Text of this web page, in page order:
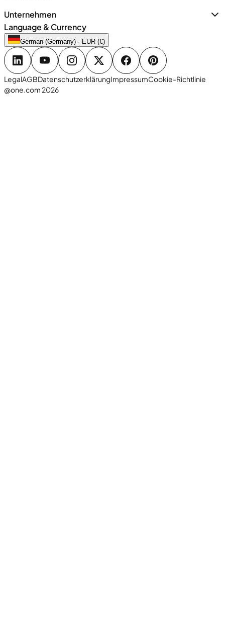
Unternehmen
Language & Currency
German (Germany) · EUR (€)
LegalAGBDatenschutzerklärungImpressumCookie-Richtlinie
@one.com 2026